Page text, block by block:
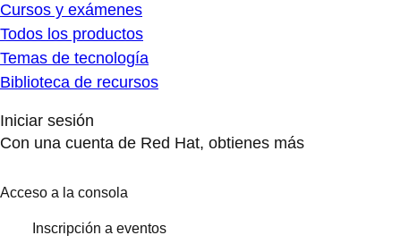
Cursos y exámenes
Todos los productos
Temas de tecnología
Biblioteca de recursos
Iniciar sesión
Con una cuenta de Red Hat, obtienes más
Acceso a la consola
Inscripción a eventos